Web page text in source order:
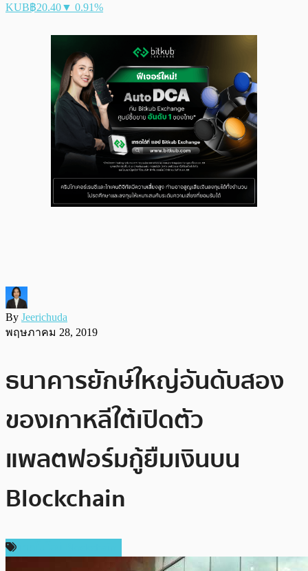
KUB฿20.40▼ 0.91%
By Jeerichuda
พฤษภาคม 28, 2019
ธนาคารยักษ์ใหญ่อันดับสอง
ของเกาหลีใต้เปิดตัว
แพลตฟอร์มกู้ยืมเงินบน
Blockchain